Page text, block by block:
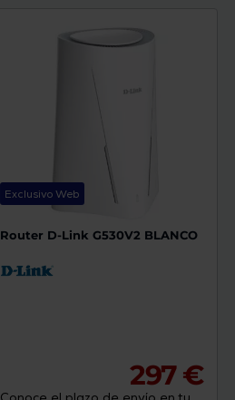
Exclusivo Web
Router D-Link G530V2 BLANCO
297 €